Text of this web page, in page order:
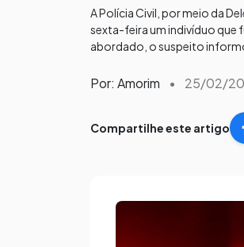
A Polícia Civil, por meio da
sexta-feira um indivíduo que
abordado, o suspeito
Por: Amorim • 25/02/
Compartilhe este artigo